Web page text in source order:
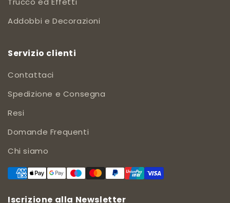
Addobbi e Decorazioni
Servizio clienti
Contattaci
Spedizione e Consegna
Resi
Domande Frequenti
Chi siamo
Iscrizione alla Newsletter